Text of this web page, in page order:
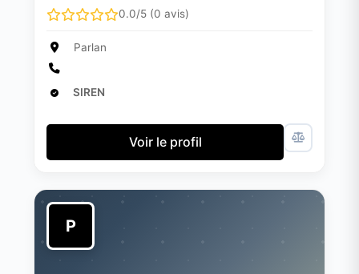
0.0/5 (0 avis)
Parlan
SIREN
Voir le profil
P